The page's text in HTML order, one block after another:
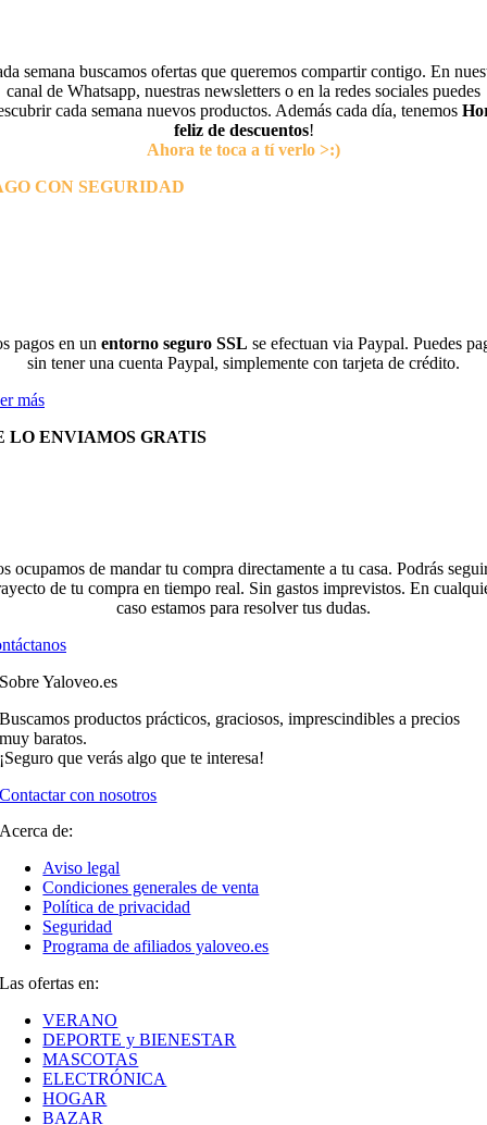
semana buscamos ofertas que queremos compartir contigo. En
canal de Whatsapp, nuestras newsletters o en la redes sociales puedes
cada semana nuevos productos. Además cada día, tenemos
feliz de descuentos!
Ahora te toca a tí verlo >:)
CON SEGURIDAD
pagos en un entorno seguro SSL se efectuan via Paypal. Puedes
sin tener una cuenta Paypal, simplemente con tarjeta de crédito.
más
LO ENVIAMOS GRATIS
ocupamos de mandar tu compra directamente a tu casa. Podrás
de tu compra en tiempo real. Sin gastos imprevistos. En
caso estamos para resolver tus dudas.
Sobre Yaloveo.es
Buscamos productos prácticos, graciosos, imprescindibles a precios
muy baratos.
¡Seguro que verás algo que te interesa!
Contactar con nosotros
Acerca de:
Aviso legal
Condiciones generales de venta
Política de privacidad
Seguridad
Programa de afiliados yaloveo.es
Las ofertas en:
VERANO
DEPORTE y BIENESTAR
MASCOTAS
ELECTRÓNICA
HOGAR
BAZAR